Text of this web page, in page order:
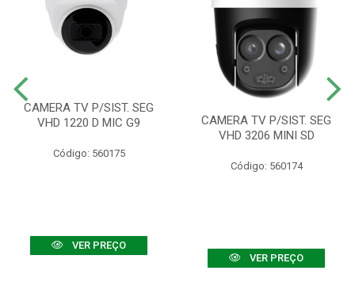
CAMERA TV P/SIST. SEG
VHD 1220 D MIC G9
Código: 560175
VER PREÇO
CAMERA TV P/SIST. SEG
VHD 3206 MINI SD
Código: 560174
VER PREÇO